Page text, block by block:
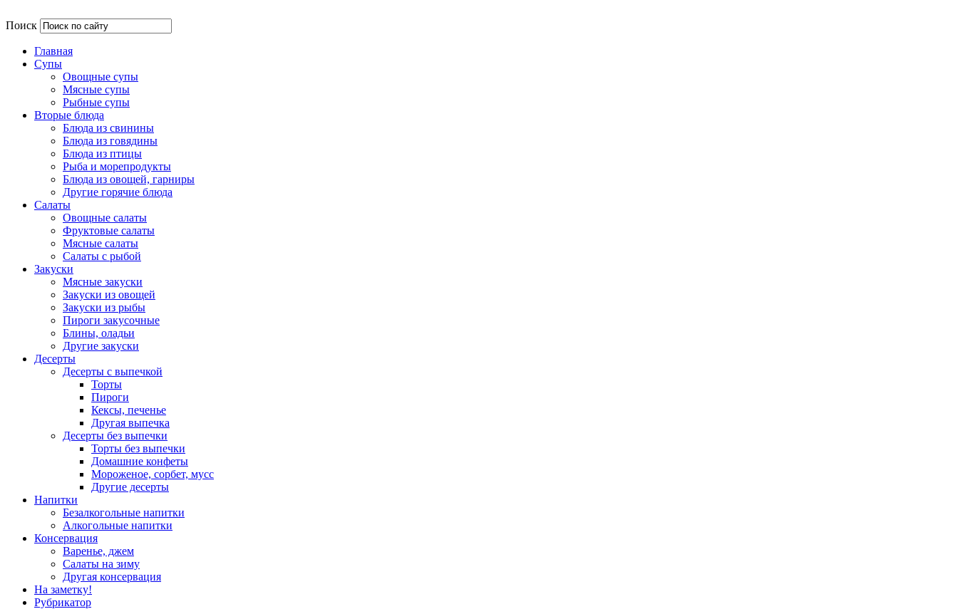
Поиск
Главная
Супы
Овощные супы
Мясные супы
Рыбные супы
Вторые блюда
Блюда из свинины
Блюда из говядины
Блюда из птицы
Рыба и морепродукты
Блюда из овощей, гарниры
Другие горячие блюда
Салаты
Овощные салаты
Фруктовые салаты
Мясные салаты
Салаты с рыбой
Закуски
Мясные закуски
Закуски из овощей
Закуски из рыбы
Пироги закусочные
Блины, оладьи
Другие закуски
Десерты
Десерты с выпечкой
Торты
Пироги
Кексы, печенье
Другая выпечка
Десерты без выпечки
Торты без выпечки
Домашние конфеты
Мороженое, сорбет, мусс
Другие десерты
Напитки
Безалкогольные напитки
Алкогольные напитки
Консервация
Варенье, джем
Салаты на зиму
Другая консервация
На заметку!
Рубрикатор